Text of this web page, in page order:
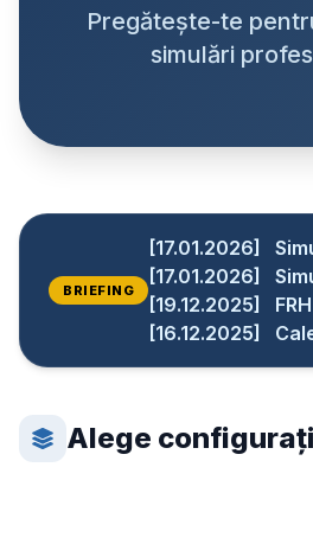
Pregătește-te
simulări
BRIEFING
[17.01.2026]
[17.01.2026]
[19.12.2025]
FRH
[16.12.2025]
Alege